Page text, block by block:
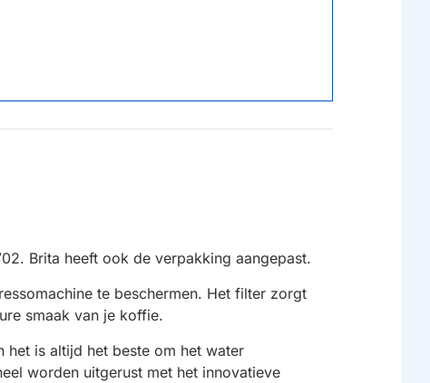
Brita heeft ook de verpakking aangepast.
te beschermen. Het filter zorgt
smaak van je koffie.
is altijd het beste om het water
worden uitgerust met het innovatieve